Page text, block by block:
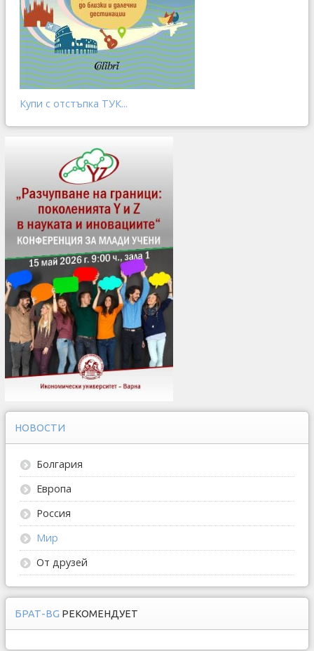
Купи с отстъпка ТУК...
НОВОСТИ
Болгария
Европа
Россия
Мир
От друзей
БРАТ-BG РЕКОМЕНДУЕТ